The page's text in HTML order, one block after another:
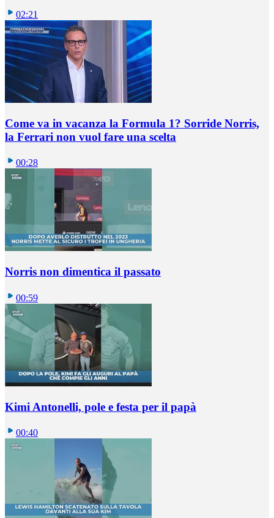
02:21
Come va in vacanza la Formula 1? Sorride Norris,
la Ferrari non vuol fare una scelta
00:28
Norris non dimentica il passato
00:59
Kimi Antonelli, pole e festa per il papà
00:40